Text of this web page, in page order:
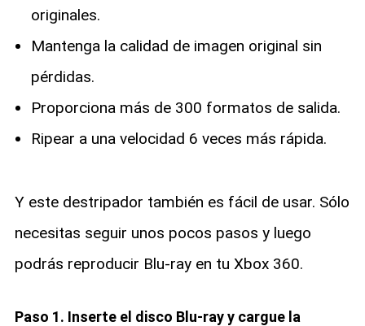
originales.
Mantenga la calidad de imagen original sin
pérdidas.
Proporciona más de 300 formatos de salida.
Ripear a una velocidad 6 veces más rápida.
Y este destripador también es fácil de usar. Sólo
necesitas seguir unos pocos pasos y luego
podrás reproducir Blu-ray en tu Xbox 360.
Paso 1. Inserte el disco Blu-ray y cargue la